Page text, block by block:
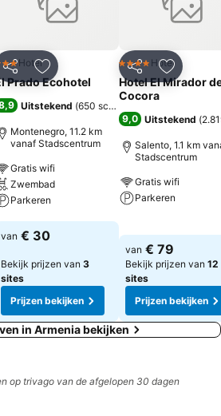
center en 95 plaatsen parkeren
favorieten
)
Delen Toevoegen aan favorieten
Sterren
Hotel
Prado Ecohotel
Uitstekend (650 scores
Montenegro, 11.2 km
vanaf Stadscentrum
Gratis wifi
Zwembad
Parkeren
Prijzen bekijken
van € 30
Bekijk prijzen van 3
sites
Prijzen bekijken
Delen
4 SterrenHotel
Hotel El Mirador
Cocora
9,0 Uitstekend (
Salento, 1.1 km
Stadscentrum
Gratis wifi
Parkeren
Prijzen bekijken
van € 79
Bekijk prijzen van 12
sites
Prijzen bekijken
in Armenia bekijken
op trivago van de afgelopen 30 dagen